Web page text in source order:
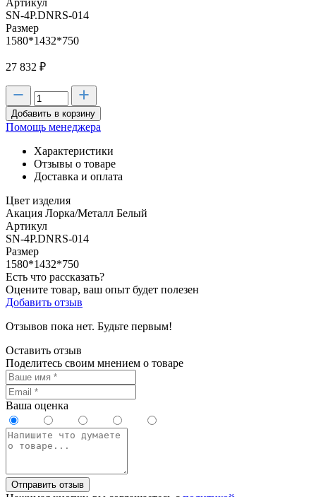
Артикул
SN-4P.DNRS-014
Размер
1580*1432*750
27 832 ₽
Добавить в корзину
Помощь менеджера
Характеристики
Отзывы о товаре
Доставка и оплата
Цвет изделия
Акация Лорка/Металл Белый
Артикул
SN-4P.DNRS-014
Размер
1580*1432*750
Есть что рассказать?
Оцените товар, ваш опыт будет полезен
Добавить отзыв
Отзывов пока нет. Будьте первым!
Оставить отзыв
Поделитесь своим мнением о товаре
Ваша оценка
Отправить отзыв